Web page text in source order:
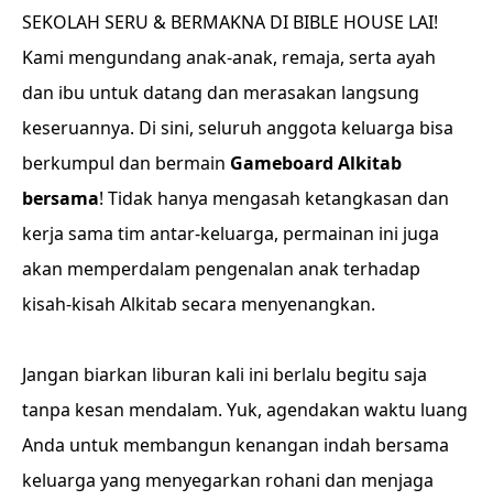
SEKOLAH SERU & BERMAKNA DI BIBLE HOUSE LAI!
Kami mengundang anak-anak, remaja, serta ayah
dan ibu untuk datang dan merasakan langsung
keseruannya. Di sini, seluruh anggota keluarga bisa
berkumpul dan bermain Gameboard Alkitab
bersama! Tidak hanya mengasah ketangkasan dan
kerja sama tim antar-keluarga, permainan ini juga
akan memperdalam pengenalan anak terhadap
kisah-kisah Alkitab secara menyenangkan.
Jangan biarkan liburan kali ini berlalu begitu saja
tanpa kesan mendalam. Yuk, agendakan waktu luang
Anda untuk membangun kenangan indah bersama
keluarga yang menyegarkan rohani dan menjaga